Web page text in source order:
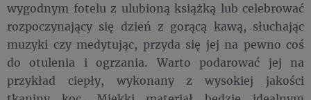
wygodnym fotelu z ulubioną książką lub celebrować
rozpoczynający się dzień z gorącą kawą, słuchając
muzyki czy medytując, przyda się jej na pewno coś
do otulenia i ogrzania. Warto podarować jej na
przykład ciepły, wykonany z wysokiej jakości